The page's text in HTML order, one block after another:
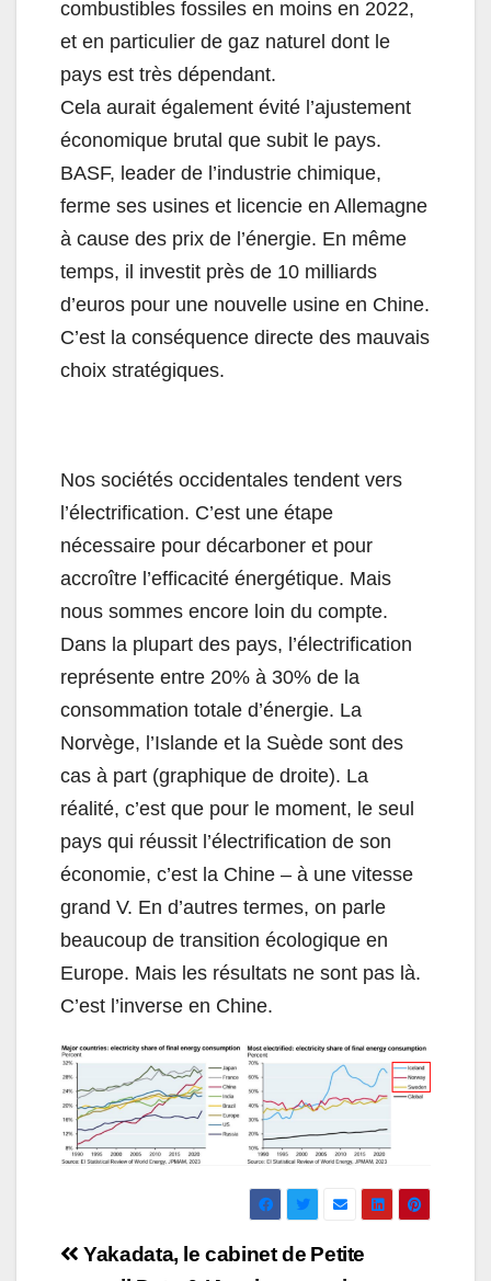
combustibles fossiles en moins en 2022,
et en particulier de gaz naturel dont le
pays est très dépendant.
Cela aurait également évité l’ajustement
économique brutal que subit le pays.
BASF, leader de l’industrie chimique,
ferme ses usines et licencie en Allemagne
à cause des prix de l’énergie. En même
temps, il investit près de 10 milliards
d’euros pour une nouvelle usine en Chine.
C’est la conséquence directe des mauvais
choix stratégiques.
Nos sociétés occidentales tendent vers
l’électrification. C’est une étape
nécessaire pour décarboner et pour
accroître l’efficacité énergétique. Mais
nous sommes encore loin du compte.
Dans la plupart des pays, l’électrification
représente entre 20% à 30% de la
consommation totale d’énergie. La
Norvège, l’Islande et la Suède sont des
cas à part (graphique de droite). La
réalité, c’est que pour le moment, le seul
pays qui réussit l’électrification de son
économie, c’est la Chine – à une vitesse
grand V. En d’autres termes, on parle
beaucoup de transition écologique en
Europe. Mais les résultats ne sont pas là.
C’est l’inverse en Chine.
Navigation
Petite
Yakadata, le cabinet de